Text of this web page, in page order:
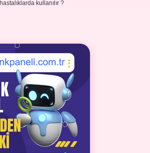
kullanılır ?